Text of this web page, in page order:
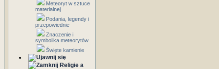
Meteoryt w sztuce
materialnej
Podania, legendy i
przepowiednie
Znaczenie i
symbolika meteorytów
Święte kamienie
Religie a